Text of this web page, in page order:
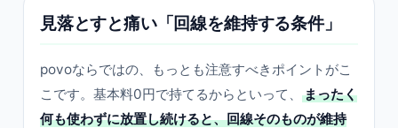
見落とすと痛い「回線を維持する条件」
povoならではの、もっとも注意すべきポイントがこ
こです。基本料0円で持てるからといって、
まったく
何も使わずに放置し続けると、回線そのものが維持